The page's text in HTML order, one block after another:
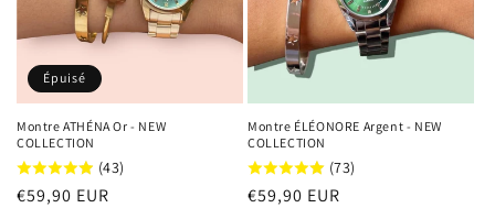
Épuisé
Montre ATHÉNA Or - NEW
COLLECTION
(43)
Prix
€59,90 EUR
Montre ÉLÉONORE Argent - NEW
COLLECTION
(73)
Prix
€59,90 EUR